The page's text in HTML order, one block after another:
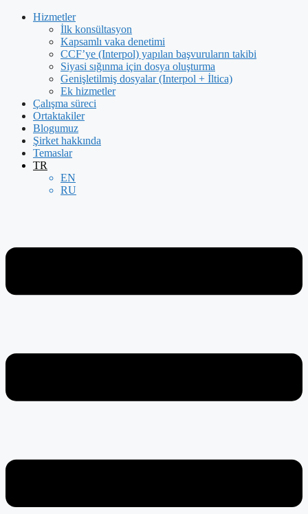
İçeriğeHizmetler
İlk konsültasyon
Kapsamlı vaka denetimi
CCF’ye (Interpol) yapılan başvuruların takibi
Siyasi sığınma için dosya oluşturma
Genişletilmiş dosyalar (Interpol + İltica)
Ek hizmetler
Çalışma süreci
Ortaktakiler
Blogumuz
Şirket hakkında
Temaslar
TR
EN
RU